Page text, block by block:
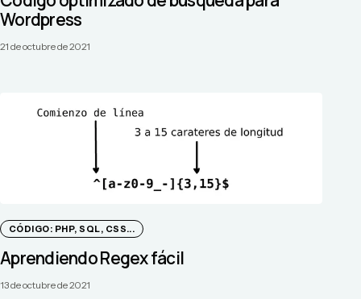
Wordpress
21 de octubre de 2021
CÓDIGO: PHP, SQL, CSS...
Aprendiendo Regex fácil
13 de octubre de 2021